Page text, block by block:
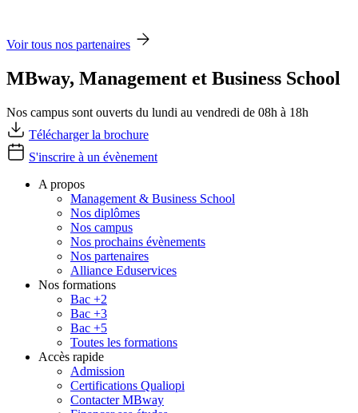
Voir tous nos partenaires
MBway, Management et Business School
Nos campus sont ouverts du lundi au vendredi de 08h à 18h
Télécharger la brochure
S'inscrire à un évènement
A propos
Management & Business School
Nos diplômes
Nos campus
Nos prochains évènements
Nos partenaires
Alliance Eduservices
Nos formations
Bac +2
Bac +3
Bac +5
Toutes les formations
Accès rapide
Admission
Certifications Qualiopi
Contacter MBway